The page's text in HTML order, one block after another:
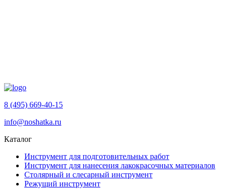
8 (495) 669-40-15
info@noshatka.ru
Каталог
Инструмент для подготовительных работ
Инструмент для нанесения лакокрасочных материалов
Столярный и слесарный инструмент
Режущий инструмент